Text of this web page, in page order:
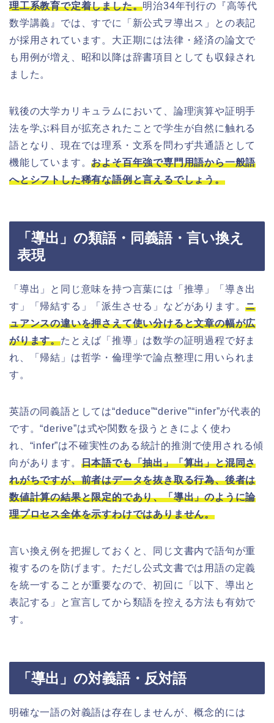
理工系教育で定着しました。明治34年刊行の『高等代
数学講義』では、すでに「新公式ヲ導出ス」との表記
が採用されています。大正期には法律・経済の論文で
も用例が増え、昭和以降は辞書項目としても収録され
ました。
戦後の大学カリキュラムにおいて、論理演算や証明手
法を学ぶ科目が拡充されたことで学生が自然に触れる
語となり、現在では理系・文系を問わず共通語として
機能しています。およそ百年強で専門用語から一般語
へとシフトした稀有な語例と言えるでしょう。
「導出」の類語・同義語・言い換え
表現
「導出」と同じ意味を持つ言葉には「推導」「導き出
す」「帰結する」「派生させる」などがあります。ニ
ュアンスの違いを押さえて使い分けると文章の幅が広
がります。たとえば「推導」は数学の証明過程で好ま
れ、「帰結」は哲学・倫理学で論点整理に用いられま
す。
英語の同義語としては“deduce”“derive”“infer”が代表的
です。“derive”は式や関数を扱うときによく使わ
れ、“infer”は不確実性のある統計的推測で使用される傾
向があります。 日本語でも「抽出」「算出」と混同さ
れがちですが、前者はデータを抜き取る行為、後者は
数値計算の結果と限定的であり、「導出」のように論
理プロセス全体を示すわけではありません。
言い換え例を把握しておくと、同じ文書内で語句が重
複するのを防げます。ただし公式文書では用語の定義
を統一することが重要なので、初回に「以下、導出と
表記する」と宣言してから類語を控える方法も有効で
す。
「導出」の対義語・反対語
明確な一語の対義語は存在しませんが、概念的には